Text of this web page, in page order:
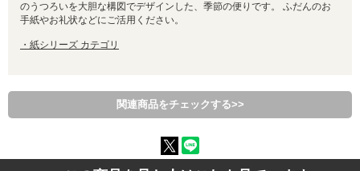
のうつろいを大胆な構図でデザインした、季節の便りです。 ふだんのお
手紙やお礼状などにご活用ください。
・紙シリーズ カテゴリ
関連商品をチェックする>>